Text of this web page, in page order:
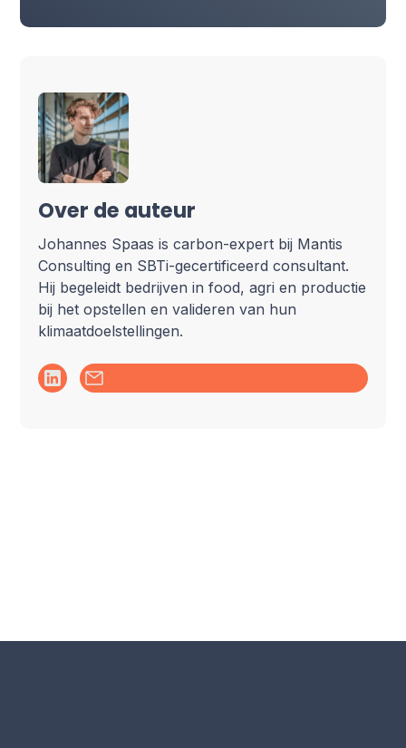
Over de auteur
Johannes Spaas is carbon-expert bij Mantis
Consulting en SBTi-gecertificeerd consultant.
Hij begeleidt bedrijven in food, agri en productie
bij het opstellen en valideren van hun
klimaatdoelstellingen.